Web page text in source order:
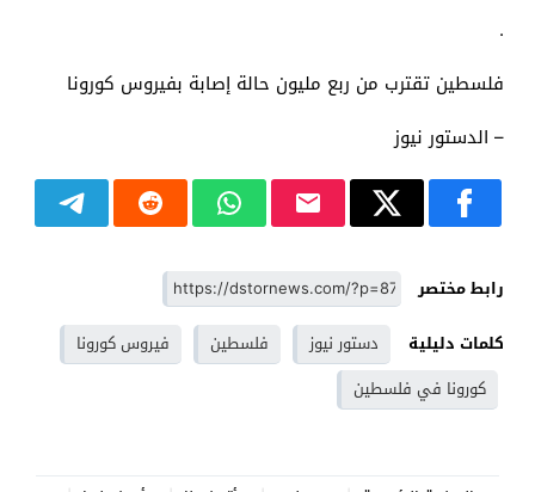
.
فلسطين تقترب من ربع مليون حالة إصابة بفيروس كورونا
– الدستور نيوز
رابط مختصر
كلمات دليلية
دستور نيوز فلسطين
فيروس كورونا
كورونا في فلسطين